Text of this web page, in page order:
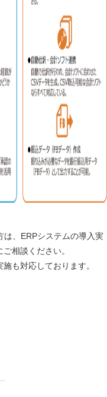
、ERPシステムの導入実
相談ください。
も対応しております。